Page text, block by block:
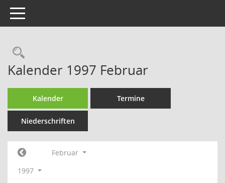
Toggle navigation
Rechercheauswahl
Kalender 1997 Februar
Kalender Termine
Niederschriften
Februar
1997